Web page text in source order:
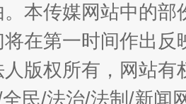
生不息 一
本传媒网站中的
在第一时间作出
版权所有，网站
民/法治/法制/新闻